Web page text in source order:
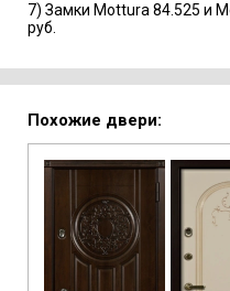
7) Замки Mottura 84.525 и
руб.
Похожие двери: